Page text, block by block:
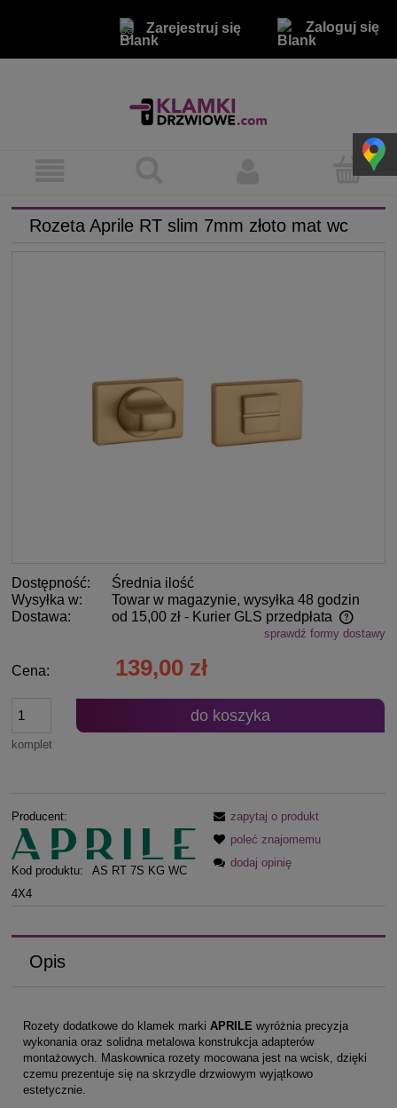
Zarejestruj się Zaloguj się
Rozeta Aprile RT slim 7mm złoto mat wc
Dostępność:
Średnia ilość
Wysyłka w:
Towar w magazynie, wysyłka 48 godzin
Dostawa:
od 15,00 zł - Kurier GLS przedpłata
Cena nie zawiera ewentualnych kosztów płatnościsprawdź formy dostawy
Cena: 139,00 zł
komplet
do koszyka
Producent:
Kod produktu:
AS RT 7S KG WC
4X4
zapytaj o produkt
poleć znajomemu
dodaj opinię
Opis
Rozety dodatkowe do klamek marki APRILE wyróżnia precyzja
wykonania oraz solidna metalowa konstrukcja adapterów
montażowych. Maskownica rozety mocowana jest na wcisk, dzięki
czemu prezentuje się na skrzydle drzwiowym wyjątkowo
estetycznie.